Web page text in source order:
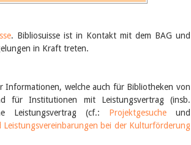
. Bibliosuisse ist in Kontakt mit dem BAG und
in Kraft treten.
welche auch für Bibliotheken von
für Institutionen mit Leistungsvertrag (insb.
Leistungsvertrag (cf.: Projektgesucheund
bei der Kulturförderung